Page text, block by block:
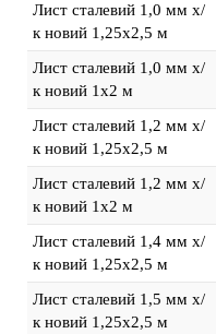
Лист сталевий 1,0 мм х/
к новий 1,25х2,5 м
Лист сталевий 1,0 мм х/
к новий 1х2 м
Лист сталевий 1,2 мм х/
к новий 1,25х2,5 м
Лист сталевий 1,2 мм х/
к новий 1х2 м
Лист сталевий 1,4 мм х/
к новий 1,25х2,5 м
Лист сталевий 1,5 мм х/
к новий 1,25х2,5 м